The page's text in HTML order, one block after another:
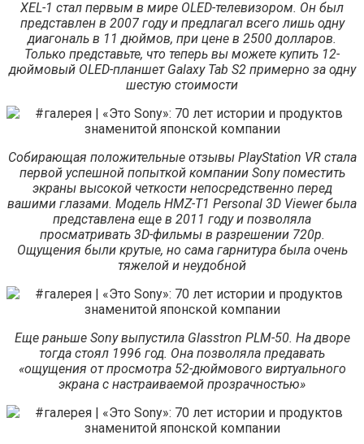
XEL-1 стал первым в мире OLED-телевизором. Он был
представлен в 2007 году и предлагал всего лишь одну
диагональ в 11 дюймов, при цене в 2500 долларов.
Только представьте, что теперь вы можете купить 12-
дюймовый OLED-планшет Galaxy Tab S2 примерно за одну
шестую стоимости
Собирающая положительные отзывы PlayStation VR стала
первой успешной попыткой компании Sony поместить
экраны высокой четкости непосредственно перед
вашими глазами. Модель HMZ-T1 Personal 3D Viewer была
представлена еще в 2011 году и позволяла
просматривать 3D-фильмы в разрешении 720p.
Ощущения были крутые, но сама гарнитура была очень
тяжелой и неудобной
Еще раньше Sony выпустила Glasstron PLM-50. На дворе
тогда стоял 1996 год. Она позволяла предавать
«ощущения от просмотра 52-дюймового виртуального
экрана с настраиваемой прозрачностью»